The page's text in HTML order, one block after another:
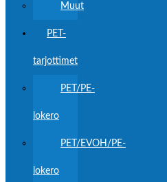
Muut
PET-
tarjottimet
PET/PE-
lokero
PET/EVOH/PE-
lokero